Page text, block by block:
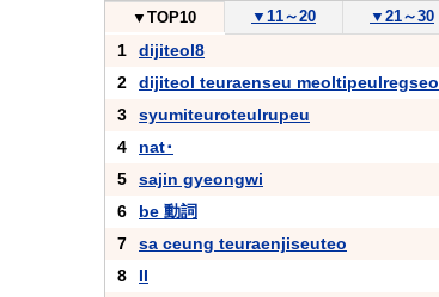
▼ TOP10 ▼ 11～20 ▼ 21～30
1
dijiteol8
2
dijiteol teuraenseu meoltipeulregseo
3
syumiteuroteulrupeu
4
nat･
5
sajin gyeongwi
6
be 動詞
7
sa ceung teuraenjiseuteo
8
II